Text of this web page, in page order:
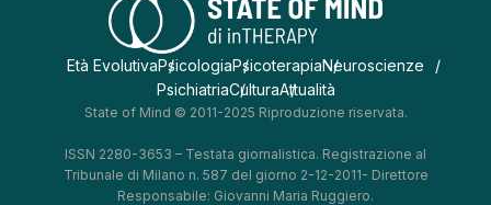
Età EvolutivaPsicologiaPsicoterapiaNeuroscienze
PsichiatriaCulturaAttualità
State of Mind © 2011-2025 Riproduzione riservata.
ISSN 2280-3653 – Testata giornalistica. Registrazione al
Tribunale di Milano n. 587 del giorno 2-12-2011- Direttore
Responsabile: Giovanni Maria Ruggiero.